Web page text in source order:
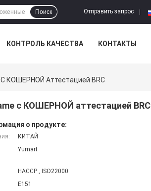
Отправить запрос
Поиск
КОНТРОЛЬ КАЧЕСТВА КОНТАКТЫ
КОШЕРНОЙ Аттестацией BRC
с КОШЕРНОЙ аттестацией BRC
о продукте:
КИТАЙ
Yumart
HACCP , ISO22000
Е151